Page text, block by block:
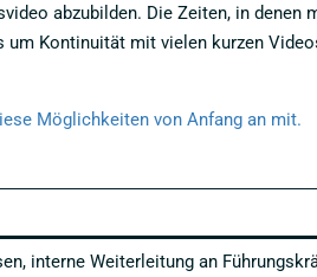
abzubilden. Die Zeiten, in denen
um Kontinuität mit vielen kurzen
Möglichkeiten von Anfang an mit.
interne Weiterleitung an